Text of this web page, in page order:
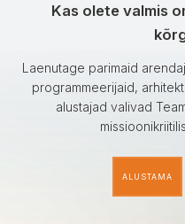
Kas olete valmis
Laenutage parimaid
programmeerijaid,
alustajad valivad
ALUSTAMA